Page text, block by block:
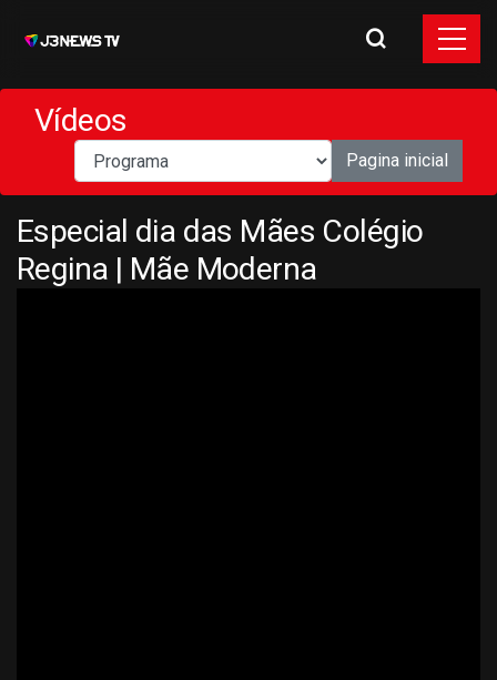
Vídeos
Pagina inicial
Especial dia das Mães Colégio
Regina | Mãe Moderna